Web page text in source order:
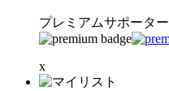
プレミアムサポーター
x